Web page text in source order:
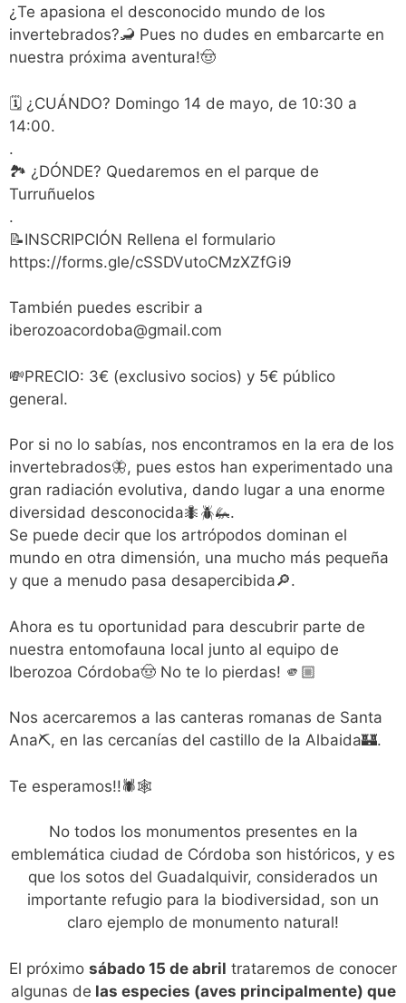
¿Te apasiona el desconocido mundo de los
invertebrados?🦂 Pues no dudes en embarcarte en
nuestra próxima aventura!🤠
🗓️ ¿CUÁNDO? Domingo 14 de mayo, de 10:30 a
14:00.
.
🏞️ ¿DÓNDE? Quedaremos en el parque de
Turruñuelos
.
📝INSCRIPCIÓN Rellena el formulario
https://forms.gle/cSSDVutoCMzXZfGi9
También puedes escribir a
iberozoacordoba@gmail.com
💸PRECIO: 3€ (exclusivo socios) y 5€ público
general.
Por si no lo sabías, nos encontramos en la era de los
invertebrados🦋, pues estos han experimentado una
gran radiación evolutiva, dando lugar a una enorme
diversidad desconocida🐜🪲🦗.
Se puede decir que los artrópodos dominan el
mundo en otra dimensión, una mucho más pequeña
y que a menudo pasa desapercibida🔎.
Ahora es tu oportunidad para descubrir parte de
nuestra entomofauna local junto al equipo de
Iberozoa Córdoba🤠 No te lo pierdas! 🫵🏼
Nos acercaremos a las canteras romanas de Santa
Ana⛏️, en las cercanías del castillo de la Albaida🏰.
Te esperamos!!🕷️🕸️
No todos los monumentos presentes en la
emblemática ciudad de Córdoba son históricos, y es
que los sotos del Guadalquivir, considerados un
importante refugio para la biodiversidad, son un
claro ejemplo de monumento natural!
El próximo sábado 15 de abril trataremos de conocer
algunas de las especies (aves principalmente) que